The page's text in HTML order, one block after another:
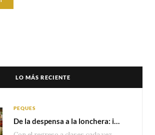
LO MÁS RECIENTE
PEQUES
De la despensa a la lonchera: ideas rápidas para el regreso a clases